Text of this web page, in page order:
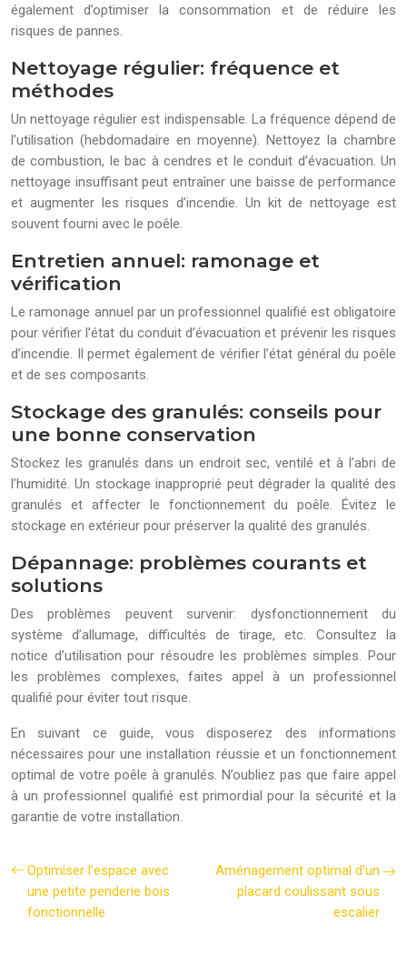
également d’optimiser la consommation et de réduire les
risques de pannes.
Nettoyage régulier: fréquence et
méthodes
Un nettoyage régulier est indispensable. La fréquence dépend de
l’utilisation (hebdomadaire en moyenne). Nettoyez la chambre
de combustion, le bac à cendres et le conduit d’évacuation. Un
nettoyage insuffisant peut entraîner une baisse de performance
et augmenter les risques d’incendie. Un kit de nettoyage est
souvent fourni avec le poêle.
Entretien annuel: ramonage et
vérification
Le ramonage annuel par un professionnel qualifié est obligatoire
pour vérifier l’état du conduit d’évacuation et prévenir les risques
d’incendie. Il permet également de vérifier l’état général du poêle
et de ses composants.
Stockage des granulés: conseils pour
une bonne conservation
Stockez les granulés dans un endroit sec, ventilé et à l’abri de
l’humidité. Un stockage inapproprié peut dégrader la qualité des
granulés et affecter le fonctionnement du poêle. Évitez le
stockage en extérieur pour préserver la qualité des granulés.
Dépannage: problèmes courants et
solutions
Des problèmes peuvent survenir: dysfonctionnement du
système d’allumage, difficultés de tirage, etc. Consultez la
notice d’utilisation pour résoudre les problèmes simples. Pour
les problèmes complexes, faites appel à un professionnel
qualifié pour éviter tout risque.
En suivant ce guide, vous disposerez des informations
nécessaires pour une installation réussie et un fonctionnement
optimal de votre poêle à granulés. N’oubliez pas que faire appel
à un professionnel qualifié est primordial pour la sécurité et la
garantie de votre installation.
Optimiser l’espace avec
une petite penderie bois
fonctionnelle
Aménagement optimal d’un
placard coulissant sous
escalier